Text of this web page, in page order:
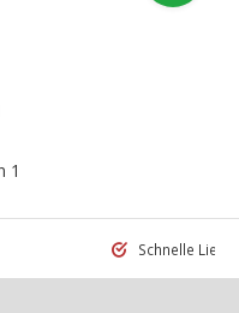
1
Schnelle